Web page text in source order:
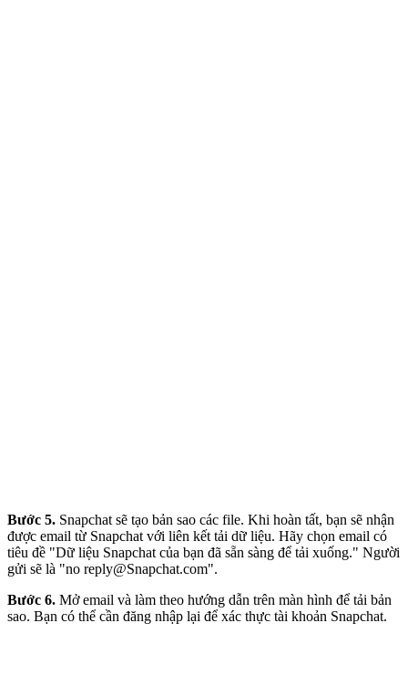
Bước 5. Snapchat sẽ tạo bản sao các file. Khi hoàn tất, bạn sẽ nhận
được email từ Snapchat với liên kết tải dữ liệu. Hãy chọn email có
tiêu đề "Dữ liệu Snapchat của bạn đã sẵn sàng để tải xuống." Người
gửi sẽ là "no reply@Snapchat.com".
Bước 6. Mở email và làm theo hướng dẫn trên màn hình để tải bản
sao. Bạn có thể cần đăng nhập lại để xác thực tài khoản Snapchat.